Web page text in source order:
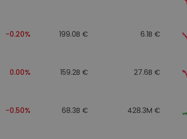
-0.20% 199.0B € 6.1B €
0.00% 159.2B € 27.6B €
-0.50% 68.3B € 428.3M €